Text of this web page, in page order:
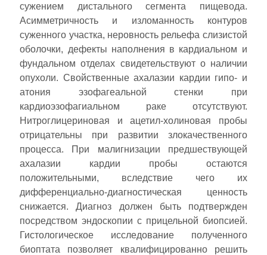
сужением дистального сегмента пищевода.
Асимметричность и изломанность контуров
суженного участка, неровность рельефа слизистой
оболочки, дефекты наполнения в кардиальном и
фундальном отделах свидетельствуют о наличии
опухоли. Свойственные ахалазии кардии гипо- и
атония эзофагеальной стенки при
кардиоэзофагиальном раке отсутствуют.
Нитроглицериновая и ацетил-холиновая пробы
отрицательны при развитии злокачественного
процесса. При малигнизации предшествующей
ахалазии кардии пробы остаются
положительными, вследствие чего их
дифференциально-диагностическая ценность
снижается. Диагноз должен быть подтвержден
посредством эндоскопии с прицельной биопсией.
Гистологическое исследование полученного
биоптата позволяет квалифицированно решить